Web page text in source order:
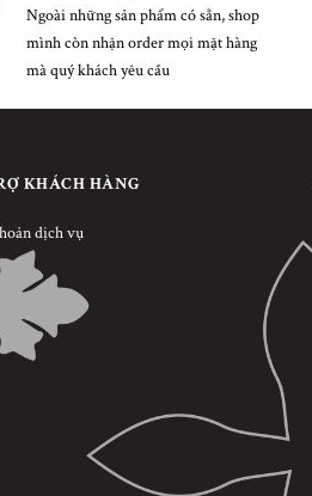
Ngoài những sản phẩm có sẵn, shop
mình còn nhận order mọi mặt hàng
mà quý khách yêu cầu
KHÁCH HÀNG
dịch vụ